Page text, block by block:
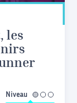
les
Niveau facile